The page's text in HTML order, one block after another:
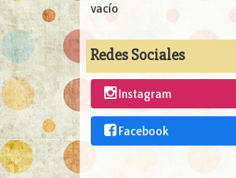
vacío
Redes Sociales
Instagram
Facebook